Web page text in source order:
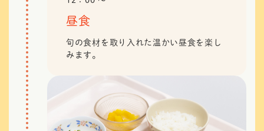
昼食
旬の食材を取り入れた温かい昼食を楽し
みます。